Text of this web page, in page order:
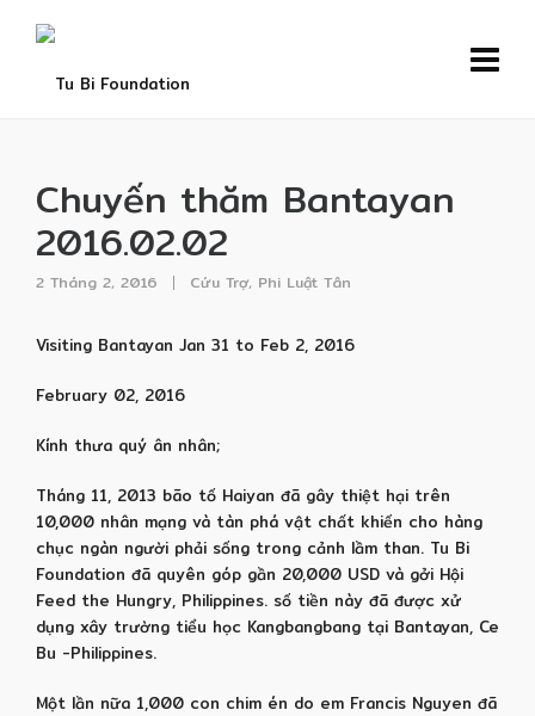
Chuyến thăm Bantayan
2016.02.02
2 Tháng 2, 2016 Cứu Trợ, Phi Luật Tân
Visiting Bantayan Jan 31 to Feb 2, 2016
February 02, 2016
Kính thưa quý ân nhân;
Tháng 11, 2013 bão tố Haiyan đã gây thiệt hại trên
10,000 nhân mạng và tàn phá vật chất khiến cho hàng
chục ngàn người phải sống trong cảnh lầm than. Tu Bi
Foundation đã quyên góp gần 20,000 USD và gởi Hội
Feed the Hungry, Philippines. số tiền này đã được xử
dụng xây trường tiểu học Kangbangbang tại Bantayan, Ce
Bu -Philippines.
Một lần nữa 1,000 con chim én do em Francis Nguyen đã